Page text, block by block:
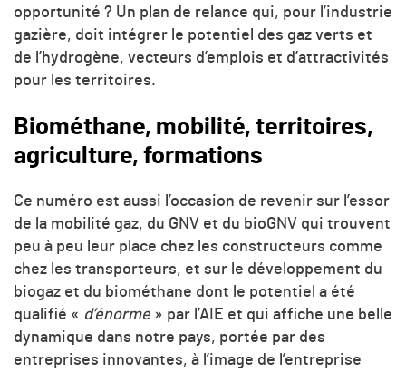
opportunité ? Un plan de relance qui, pour l’industrie
gazière, doit intégrer le potentiel des gaz verts et
de l’hydrogène, vecteurs d’emplois et d’attractivités
pour les territoires.
Biométhane, mobilité, territoires,
agriculture, formations
Ce numéro est aussi l’occasion de revenir sur l’essor
de la mobilité gaz, du GNV et du bioGNV qui trouvent
peu à peu leur place chez les constructeurs comme
chez les transporteurs, et sur le développement du
biogaz et du biométhane dont le potentiel a été
qualifié « d’énorme » par l’AIE et qui affiche une belle
dynamique dans notre pays, portée par des
entreprises innovantes, à l’image de l’entreprise